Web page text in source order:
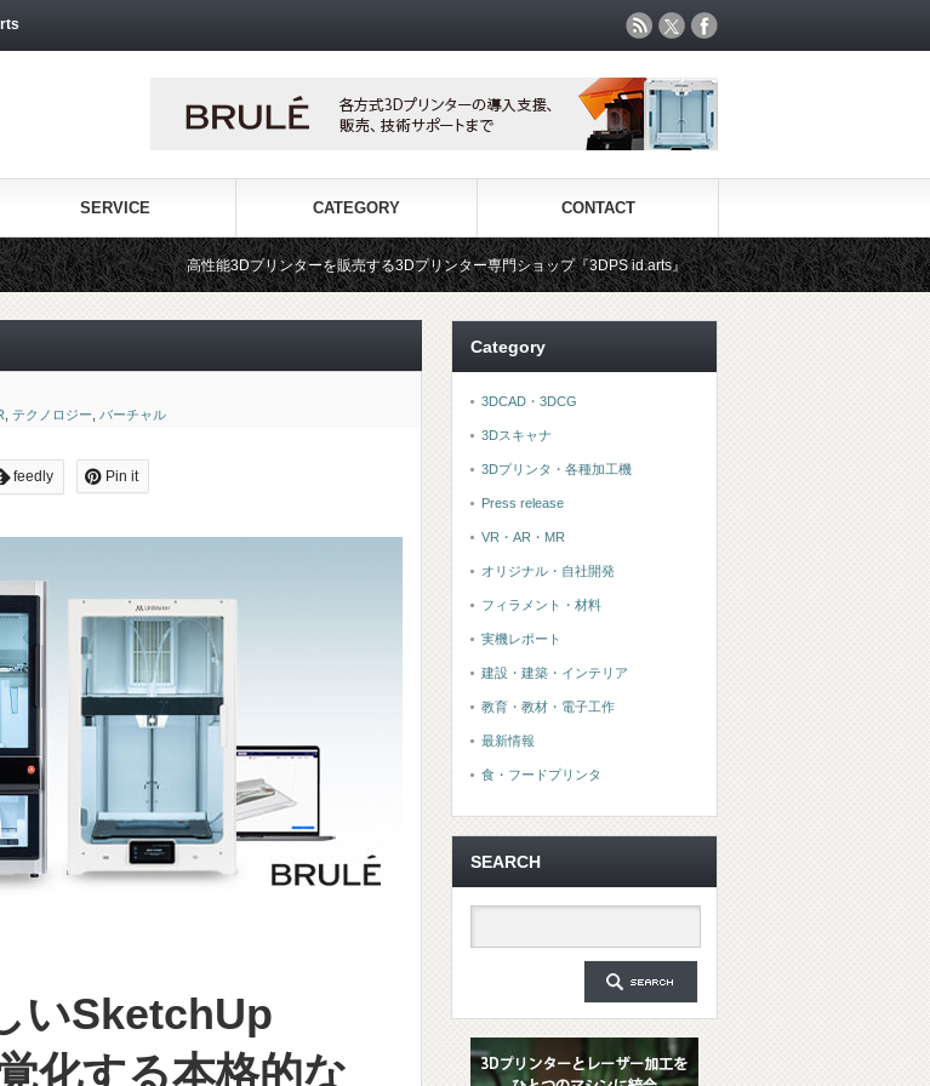
SERVICE CATEGORY CONTACT
高性能3Dプリンターを販売する3Dプリンター専門ショップ『3DPS id.arts』 3Dプリンタ用材料専門ショップ『3DFS』で
テクノロジー バーチャル
feedly Pin it
いSketchUp
化する本格的な
Category
3DCAD・3DCG
3Dスキャナ
3Dプリンタ・各種加工機
Press release
VR・AR・MR
オリジナル・自社開発
フィラメント・材料
実機レポート
建設・建築・インテリア
教育・教材・電子工作
最新情報
食・フードプリンタ
SEARCH